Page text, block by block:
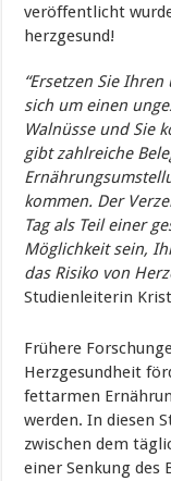
veröffentlicht
herzgesund!
“Ersetzen Sie
sich um einen
Walnüsse und Sie
gibt zahlreiche
kommen. Der
Tag als Teil einer
Möglichkeit sein,
das Risiko von
Studienleiterin
Frühere
Herzgesundheit
fettarmen
werden. In diesen
zwischen dem
einer Senkung des